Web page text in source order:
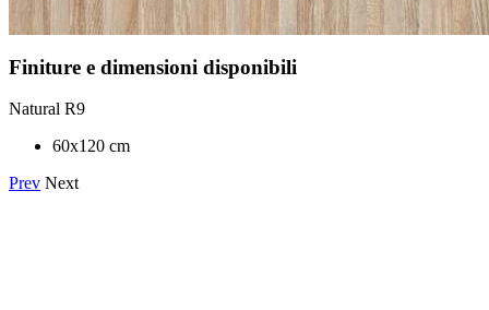
Finiture e dimensioni disponibili
Natural R9
60x120 cm
Prev Next